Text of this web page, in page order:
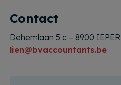
Contact
Dehemlaan 5 c – 8900 IEPER
lien@bvaccountants.be